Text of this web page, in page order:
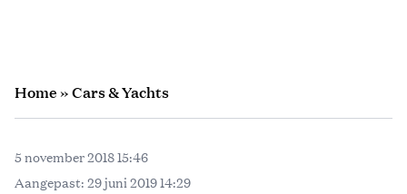
Home»Cars & Yachts
5 november 2018 15:46
Aangepast: 29 juni 2019 14:29